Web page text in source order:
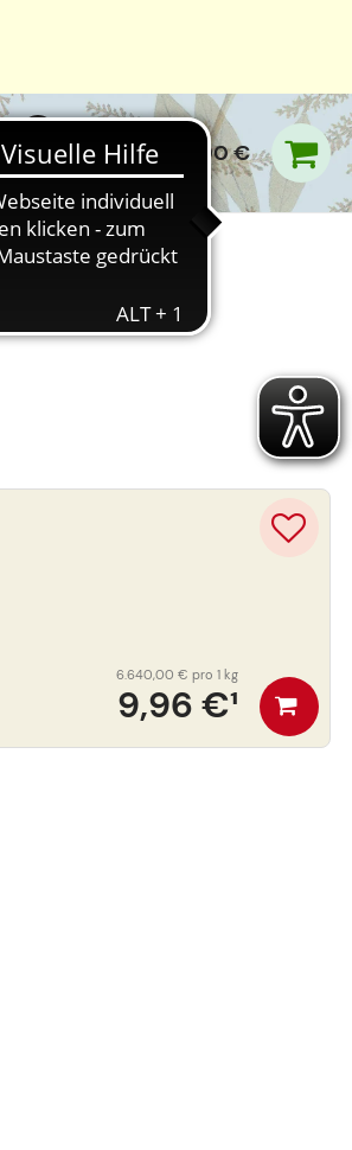
0,00 €
9,96 €¹
6.640,00 € pro 1 kg